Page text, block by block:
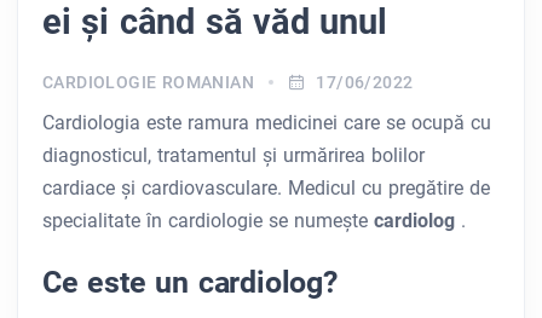
ei și când să văd unul
CARDIOLOGIE ROMANIAN 17/06/2022
Cardiologia este ramura medicinei care se ocupă cu
diagnosticul, tratamentul și urmărirea bolilor
cardiace și cardiovasculare. Medicul cu pregătire de
specialitate în cardiologie se numește cardiolog .
Ce este un cardiolog?